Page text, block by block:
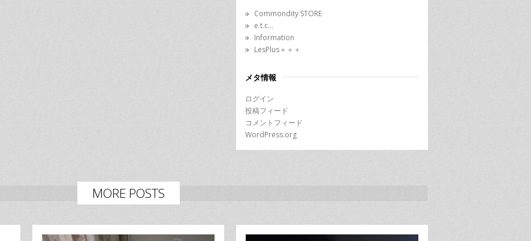
Commondity STORE
e.t.c…
Information
LesPlus＋＋＋
メタ情報
ログイン
投稿フィード
コメントフィード
WordPress.org
MORE POSTS